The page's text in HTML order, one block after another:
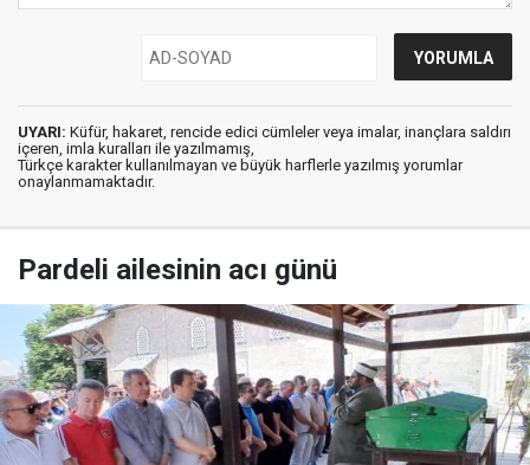
UYARI: Küfür, hakaret, rencide edici cümleler veya imalar, inançlara saldırı
içeren, imla kuralları ile yazılmamış,
Türkçe karakter kullanılmayan ve büyük harflerle yazılmış yorumlar
onaylanmamaktadır.
Pardeli ailesinin acı günü